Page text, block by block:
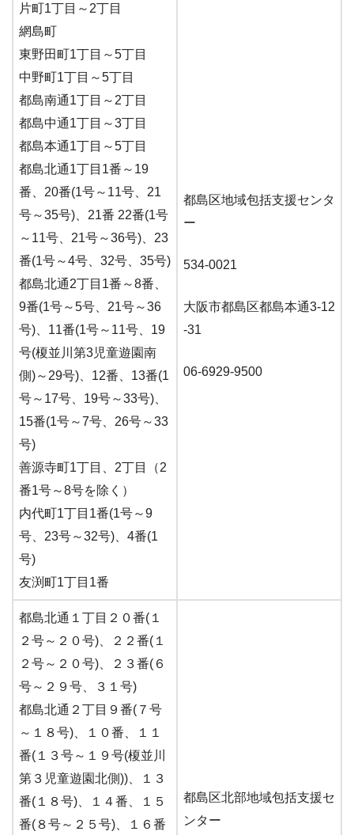
片町1丁目～2丁目
網島町
東野田町1丁目～5丁目
中野町1丁目～5丁目
都島南通1丁目～2丁目
都島中通1丁目～3丁目
都島本通1丁目～5丁目
都島北通1丁目1番～19
番、20番(1号～11号、21
号～35号)、21番 22番(1号
～11号、21号～36号)、23
番(1号～4号、32号、35号)
都島北通2丁目1番～8番、
9番(1号～5号、21号～36
号)、11番(1号～11号、19
号(榎並川第3児童遊園南
側)～29号)、12番、13番(1
号～17号、19号～33号)、
15番(1号～7号、26号～33
号)
善源寺町1丁目、2丁目（2
番1号～8号を除く）
内代町1丁目1番(1号～9
号、23号～32号)、4番(1
号)
友渕町1丁目1番
都島区地域包括支援センタ
ー
534-0021
大阪市都島区都島本通3-12
-31
06-6929-9500
都島北通１丁目２０番(１
２号～２０号)、２２番(１
２号～２０号)、２３番(６
号～２９号、３１号)
都島北通２丁目９番(７号
～１８号)、１０番、１１
番(１３号～１９号(榎並川
第３児童遊園北側))、１３
番(１８号)、１４番、１５
番(８号～２５号)、１６番
都島区北部地域包括支援セ
ンター